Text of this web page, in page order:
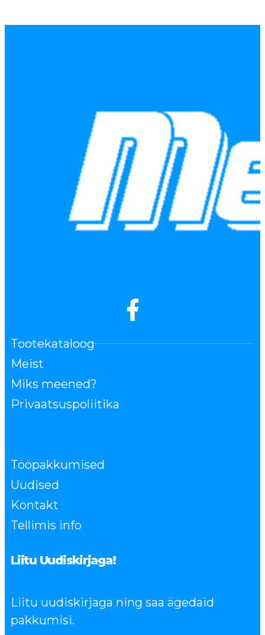
Tootekataloog
Meist
Miks meened?
Privaatsuspoliitika
Tööpakkumised
Uudised
Kontakt
Tellimis info
Liitu Uudiskirjaga!
Liitu uudiskirjaga ning saa ägedaid
pakkumisi.